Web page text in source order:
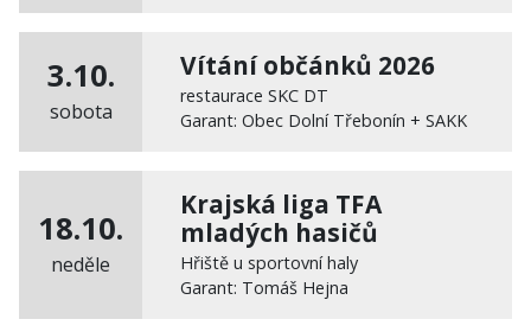
3.10.
sobota
Vítání občánků 2026
restaurace SKC DT
Garant: Obec Dolní Třebonín + SAKK
18.10.
neděle
Krajská liga TFA
mladých hasičů
Hřiště u sportovní haly
Garant: Tomáš Hejna